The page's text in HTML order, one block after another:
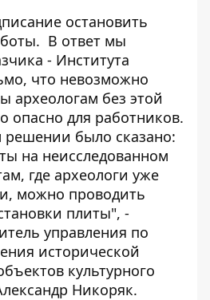
остановить
В ответ мы
- Института
что невозможно
археологам без этой
опасно для работников.
было сказано:
на неисследованном
где археологи уже
можно проводить
плиты", -
управления по
исторической
культурного
Никоряк.